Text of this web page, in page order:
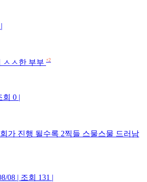
|
ㅅㅅ한 부부 +2
회 0 |
가 진행 될수록 2찍들 스물스물 드러남
08 | 조회 131 |